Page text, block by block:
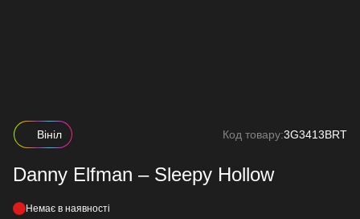
Вініл Код товару:3G3413BRT
Danny Elfman – Sleepy Hollow
Немає в наявності